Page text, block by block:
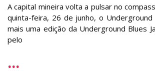
A capital mineira volta a pulsar no
quinta-feira, 26 de junho, o Underground
mais uma edição da Underground Blues
pelo